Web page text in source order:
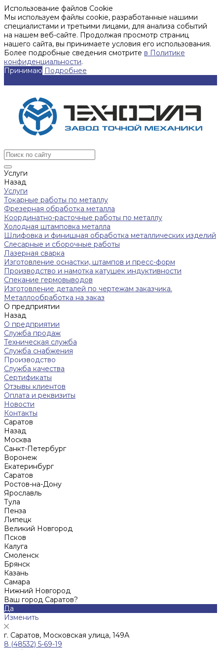
Использование файлов Cookie
Мы используем файлы cookie, разработанные нашими
специалистами и третьими лицами, для анализа событий
на нашем веб-сайте. Продолжая просмотр страниц
нашего сайта, вы принимаете условия его использования.
Более подробные сведения смотрите в Политике
конфиденциальности.
Принимаю Подробнее
Услуги
Назад
Услуги
Токарные работы по металлу
Фрезерная обработка металла
Координатно-расточные работы по металлу
Холодная штамповка металла
Шлифовка и финишная обработка металлических изделий
Слесарные и сборочные работы
Лазерная сварка
Изготовление оснастки, штампов и пресс-форм
Производство и намотка катушек индуктивности
Спекание гермовыводов
Изготовление деталей по чертежам заказчика.
Металлообработка на заказ
О предприятии
Назад
О предприятии
Служба продаж
Техническая служба
Служба снабжения
Производство
Служба качества
Сертификаты
Отзывы клиентов
Оплата и реквизиты
Новости
Контакты
Саратов
Назад
Москва
Санкт-Петербург
Воронеж
Екатеринбург
Саратов
Ростов-на-Дону
Ярославль
Тула
Пенза
Липецк
Великий Новгород
Псков
Калуга
Смоленск
Брянск
Казань
Самара
Нижний Новгород
Ваш город Саратов?
Да
Изменить
г. Саратов, Московская улица, 149А
8 (48532) 5-69-19